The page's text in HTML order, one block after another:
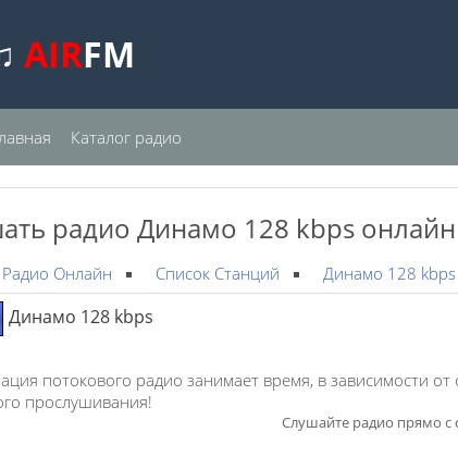
AIRFM
Каталог радио
радио Динамо 128 kbps онлайн
Радио Онлайн Список Станций Динамо 128 kbps
Динамо 128 kbps
потокового радио занимает время, в зависимости
прослушивания!
Слушайте радио прямо с